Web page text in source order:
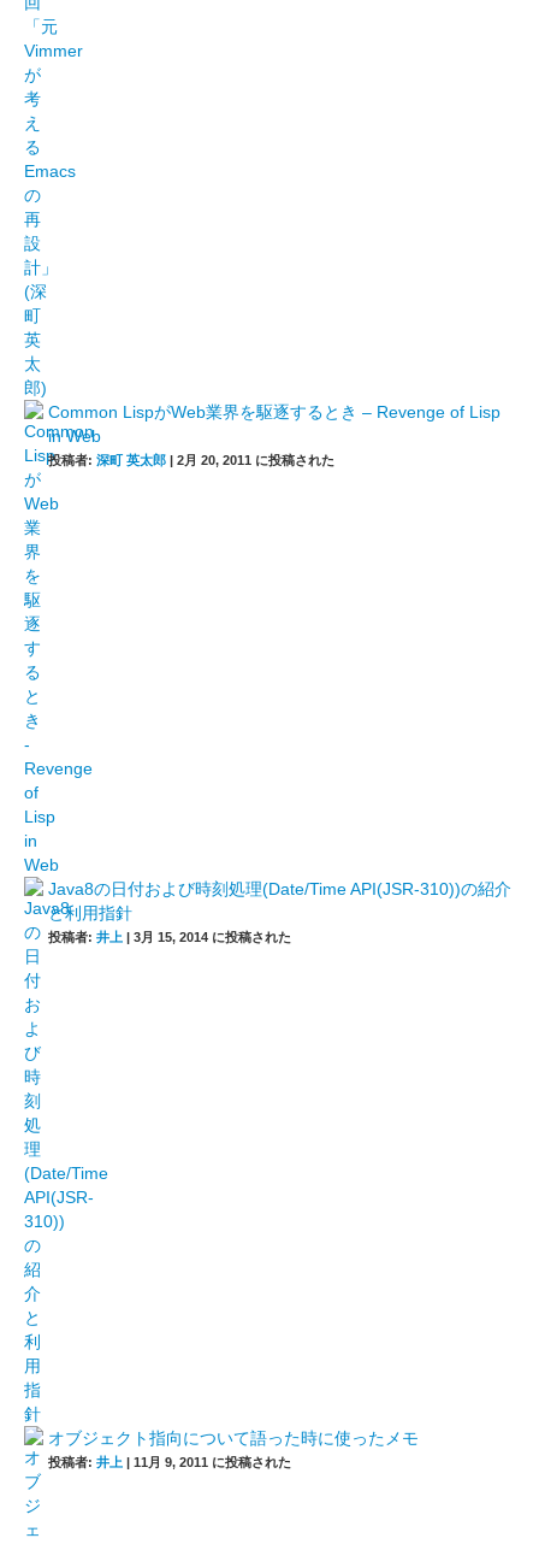
Common LispがWeb業界を駆逐するとき – Revenge of Lisp
in Web
投稿者: 深町 英太郎 | 2月 20, 2011 に投稿された
Java8の日付および時刻処理(Date/Time API(JSR-310))の紹介
と利用指針
投稿者: 井上 | 3月 15, 2014 に投稿された
オブジェクト指向について語った時に使ったメモ
投稿者: 井上 | 11月 9, 2011 に投稿された